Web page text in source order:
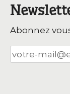
Abonnez